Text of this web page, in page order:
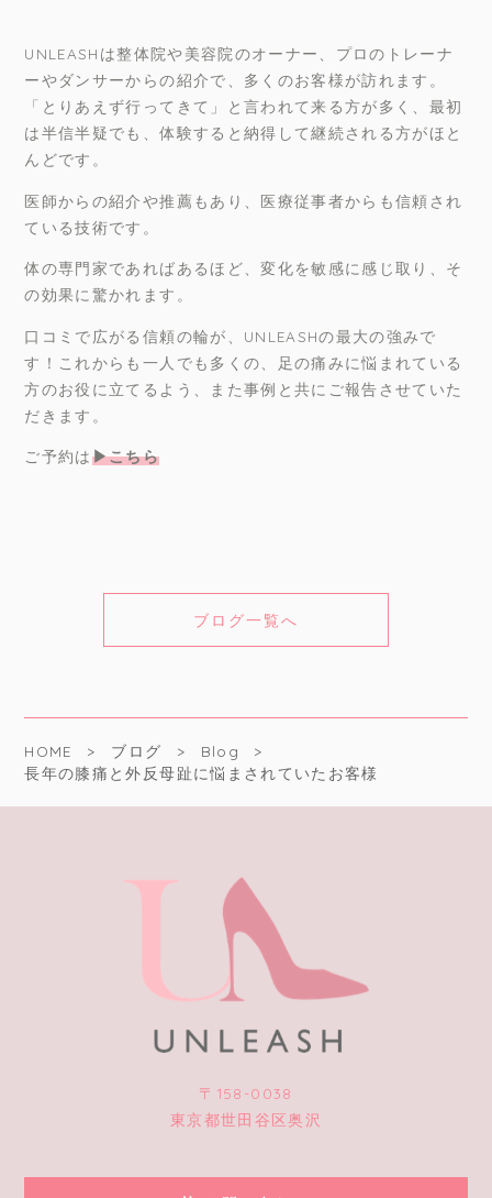
UNLEASHは整体院や美容院のオーナー、プロのトレーナ
ーやダンサーからの紹介で、多くのお客様が訪れます。
「とりあえず行ってきて」と言われて来る方が多く、最初
は半信半疑でも、体験すると納得して継続される方がほと
んどです。
医師からの紹介や推薦もあり、医療従事者からも信頼され
ている技術です。
体の専門家であればあるほど、変化を敏感に感じ取り、そ
の効果に驚かれます。
口コミで広がる信頼の輪が、UNLEASHの最大の強みで
す！これからも一人でも多くの、足の痛みに悩まれている
方のお役に立てるよう、また事例と共にご報告させていた
だきます。
ご予約は▶︎こちら
ブログ一覧へ
HOME ブログ
Blog
長年の膝痛と外反母趾に悩まされていたお客様
〒158-0038
東京都世田谷区奥沢